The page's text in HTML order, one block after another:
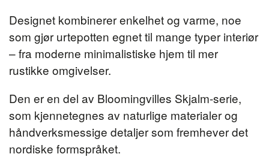
Designet kombinerer enkelhet og varme, noe
som gjør urtepotten egnet til mange typer interiør
– fra moderne minimalistiske hjem til mer
rustikke omgivelser.
Den er en del av Bloomingvilles Skjalm-serie,
som kjennetegnes av naturlige materialer og
håndverksmessige detaljer som fremhever det
nordiske formspråket.